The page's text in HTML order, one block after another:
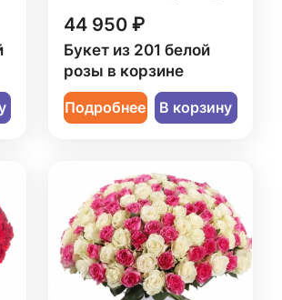
44 950 ₽
Букет из 201 белой
розы в корзине
Подробнее В корзину